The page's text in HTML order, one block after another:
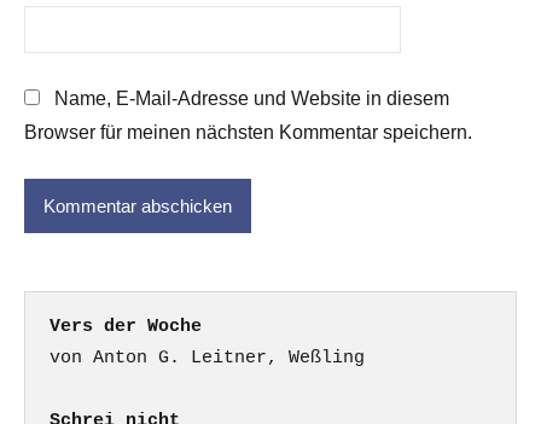
Name, E-Mail-Adresse und Website in diesem
Browser für meinen nächsten Kommentar speichern.
Vers der Woche